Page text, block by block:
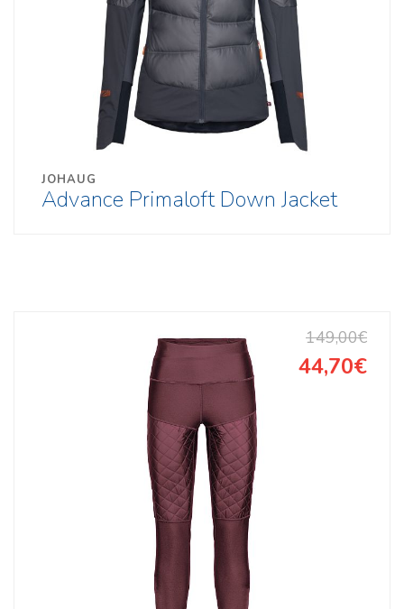
JOHAUG
Advance Primaloft Down Jacket
149,00€
44,70€